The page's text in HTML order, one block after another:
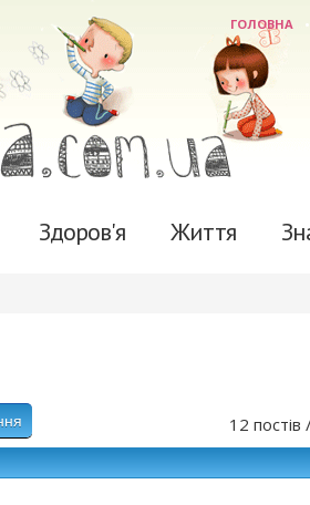
ГОЛОВНА
Здоров'я Життя
12